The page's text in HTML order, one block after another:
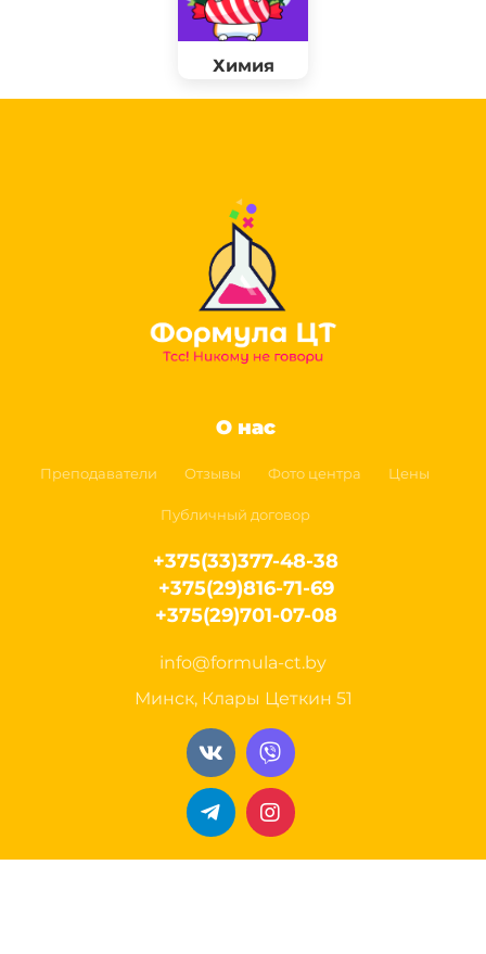
Химия
О нас
Преподаватели Отзывы Фото центра Цены
Публичный договор
+375(33)377-48-38
+375(29)816-71-69
+375(29)701-07-08
info@formula-ct.by
Минск, Клары Цеткин 51